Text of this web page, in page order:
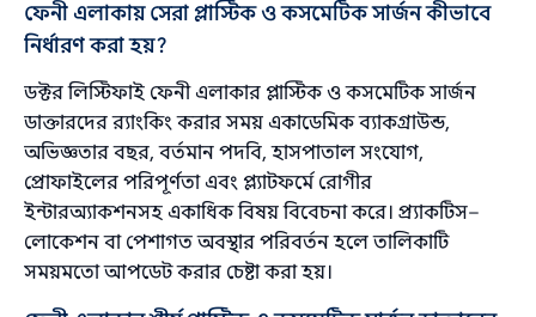
ফেনী এলাকায় সেরা প্লাস্টিক ও কসমেটিক সার্জন কীভাবে
নির্ধারণ করা হয়?
ডক্টর লিস্টিফাই ফেনী এলাকার প্লাস্টিক ও কসমেটিক সার্জন
ডাক্তারদের র‌্যাংকিং করার সময় একাডেমিক ব্যাকগ্রাউন্ড,
অভিজ্ঞতার বছর, বর্তমান পদবি, হাসপাতাল সংযোগ,
প্রোফাইলের পরিপূর্ণতা এবং প্ল্যাটফর্মে রোগীর
ইন্টারঅ্যাকশনসহ একাধিক বিষয় বিবেচনা করে। প্র্যাকটিস–
লোকেশন বা পেশাগত অবস্থার পরিবর্তন হলে তালিকাটি
সময়মতো আপডেট করার চেষ্টা করা হয়।